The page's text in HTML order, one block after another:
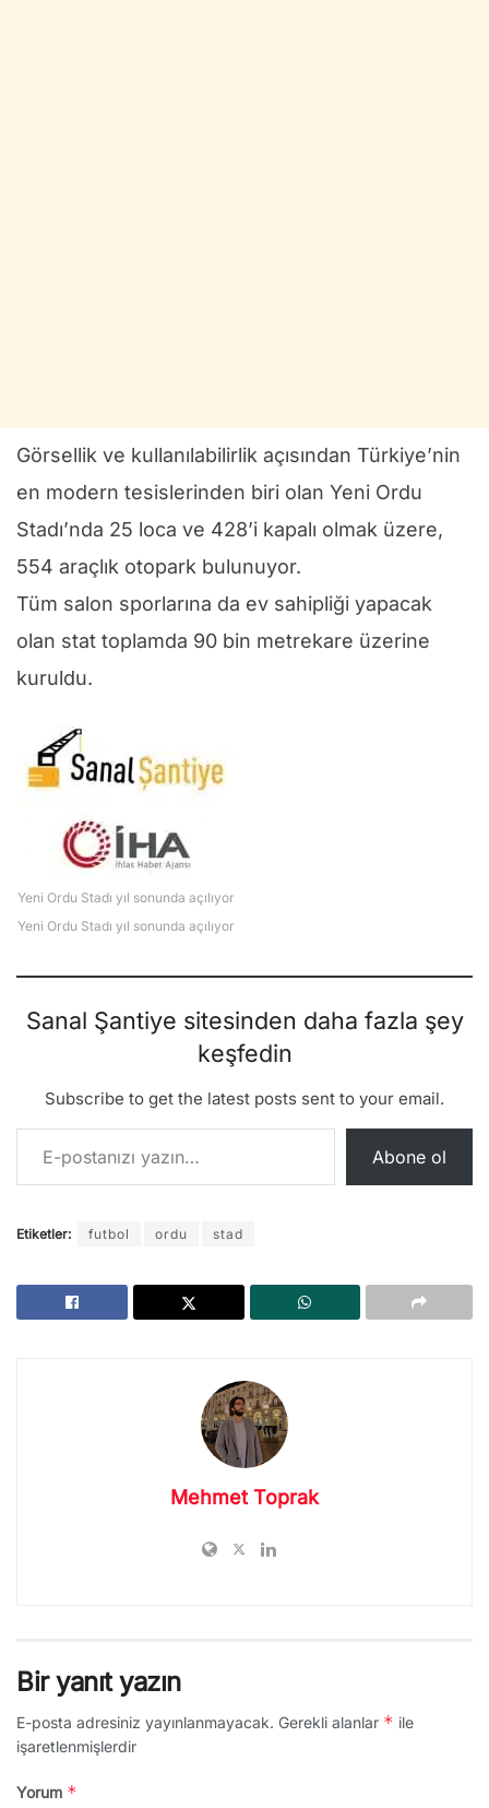
Görsellik ve kullanılabilirlik açısından Türkiye’nin
en modern tesislerinden biri olan Yeni Ordu
Stadı’nda 25 loca ve 428’i kapalı olmak üzere,
554 araçlık otopark bulunuyor.
Tüm salon sporlarına da ev sahipliği yapacak
olan stat toplamda 90 bin metrekare üzerine
kuruldu.
Yeni Ordu Stadı yıl sonunda açılıyor
Yeni Ordu Stadı yıl sonunda açılıyor
Sanal Şantiye sitesinden daha fazla şey
keşfedin
Subscribe to get the latest posts sent to your email.
E-postanızı yazın…
Abone ol
Etiketler: futbol ordu stad
Mehmet Toprak
Bir yanıt yazın
E-posta adresiniz yayınlanmayacak. Gerekli alanlar * ile
işaretlenmişlerdir
Yorum *